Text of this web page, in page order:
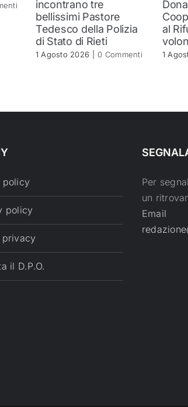
incontrano tre
bellissimi Pastore
Tedesco della Polizia
di Stato di Rieti
1 Agosto 2026 0 Commenti
al
1
policy
policy
privacy
il D.P.O.
Per
un
Email